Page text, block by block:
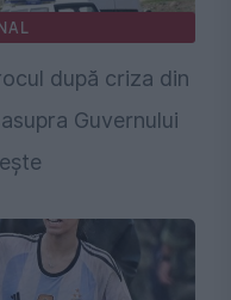
după criza din
Guvernului